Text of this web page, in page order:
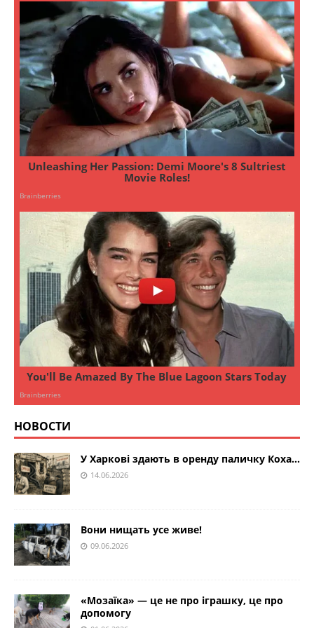
НОВОСТИ
У Харкові здають в оренду паличку Коха…
14.06.2026
Вони нищать усе живе!
09.06.2026
«Мозаїка» — це не про іграшку, це про
допомогу